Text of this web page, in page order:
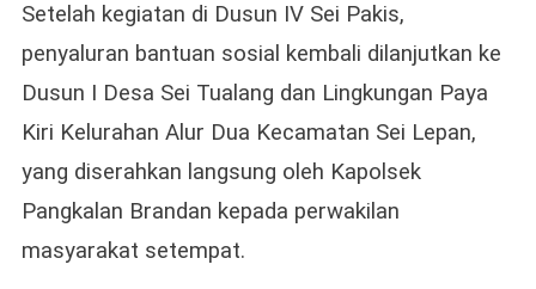
Setelah kegiatan di Dusun IV Sei Pakis,
penyaluran bantuan sosial kembali dilanjutkan ke
Dusun I Desa Sei Tualang dan Lingkungan Paya
Kiri Kelurahan Alur Dua Kecamatan Sei Lepan,
yang diserahkan langsung oleh Kapolsek
Pangkalan Brandan kepada perwakilan
masyarakat setempat.